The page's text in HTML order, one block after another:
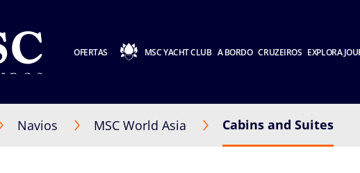
OFERTAS MSC YACHT CLUB A BORDO CRUZEIROS EXPLORA
Navios MSC World Asia Cabins and Suites